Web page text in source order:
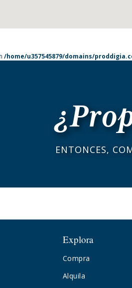
/home/u357545879/domains/
ENTONCES,
Explora
Compra
Alquila